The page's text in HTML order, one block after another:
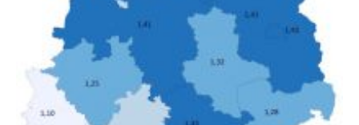
Anstieg des Mietanteils am Gesamteinkommen
hinnehmen mussten, nahm die Belastung bei
Menschen mit…